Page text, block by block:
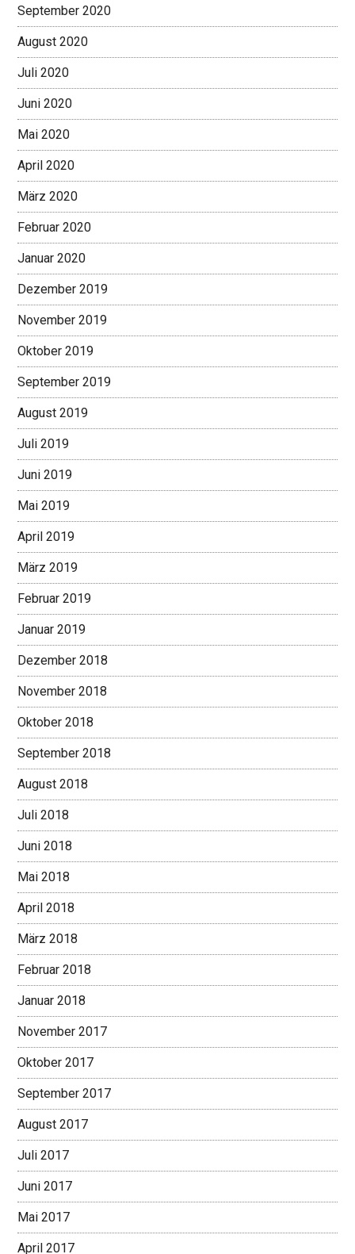
September 2020
August 2020
Juli 2020
Juni 2020
Mai 2020
April 2020
März 2020
Februar 2020
Januar 2020
Dezember 2019
November 2019
Oktober 2019
September 2019
August 2019
Juli 2019
Juni 2019
Mai 2019
April 2019
März 2019
Februar 2019
Januar 2019
Dezember 2018
November 2018
Oktober 2018
September 2018
August 2018
Juli 2018
Juni 2018
Mai 2018
April 2018
März 2018
Februar 2018
Januar 2018
November 2017
Oktober 2017
September 2017
August 2017
Juli 2017
Juni 2017
Mai 2017
April 2017